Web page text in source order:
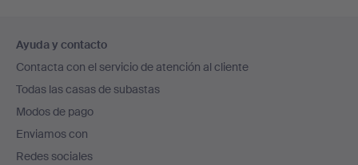
en
el
pie
de
página
Ayuda y contacto
Contacta con el servicio de atención al cliente
Todas las casas de subastas
Modos de pago
Enviamos con
Redes sociales